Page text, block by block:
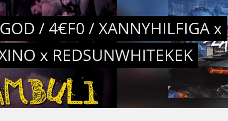
/ 4€F0 / XANNYHILFIGA x
x REDSUNWHITEKEK